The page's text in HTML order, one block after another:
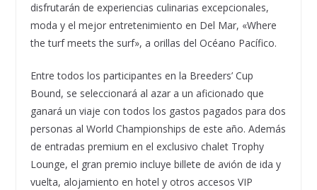
disfrutarán de experiencias culinarias excepcionales,
moda y el mejor entretenimiento en Del Mar, «Where
the turf meets the surf», a orillas del Océano Pacífico.
Entre todos los participantes en la Breeders’ Cup
Bound, se seleccionará al azar a un aficionado que
ganará un viaje con todos los gastos pagados para dos
personas al World Championships de este año. Además
de entradas premium en el exclusivo chalet Trophy
Lounge, el gran premio incluye billete de avión de ida y
vuelta, alojamiento en hotel y otros accesos VIP